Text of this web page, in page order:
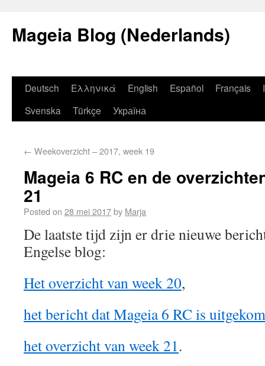
Mageia Blog (Nederlands)
Deutsch Ελληνικά English Español Français
Svenska
Türkçe Україна
← Weekoverzicht – 2017, week 19
Mageia 6 RC en de
21
Posted on 28 mei 2017by Marja
De laatste tijd zijn er drie nieuwe
Engelse blog:
Het overzicht van week 20,
het bericht dat Mageia 6 RC is
het overzicht van week 21.